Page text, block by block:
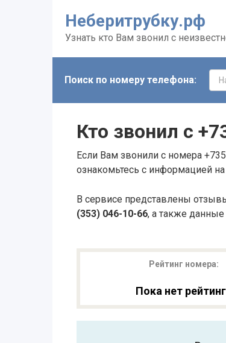
Неберитрубку.рф
Узнать кто Вам звонил с
Поиск по номеру телефона:
Кто звонил с
Если Вам звонили с номера
ознакомьтесь с информацией
В сервисе представлены
(353) 046-10-66, а также данные
Рейтинг номера:
Пока нет